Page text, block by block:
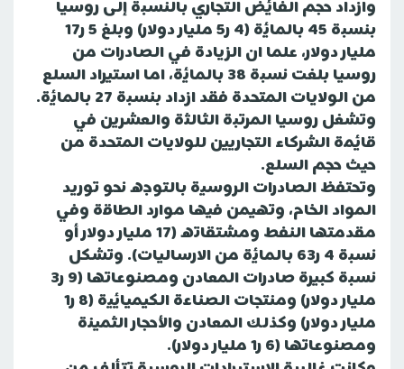
وازداد حجم الفائض التجاري بالنسبة إلى روسيا
بنسبة 45 بالمائة (4 ر5 مليار دولار) وبلغ 5 ر17
مليار دولار، علما ان الزيادة في الصادرات من
روسيا بلغت نسبة 38 بالمائة، اما استيراد السلع
من الولايات المتحدة فقد ازداد بنسبة 27 بالمائة.
وتشغل روسيا المرتبة الثالثة والعشرين في
قائمة الشركاء التجاريين للولايات المتحدة من
حيث حجم السلع.
وتحتفظ الصادرات الروسية بالتوجه نحو توريد
المواد الخام، وتهيمن فيها موارد الطاقة وفي
مقدمتها النفط ومشتقاته (17 مليار دولار أو
نسبة 4 ر63 بالمائة من الارساليات). وتشكل
نسبة كبيرة صادرات المعادن ومصنوعاتها (9 ر3
مليار دولار) ومنتجات الصناعة الكيميائية (8 ر1
مليار دولار) وكذلك المعادن والأحجار الثمينة
ومصنوعاتها (6 ر1 مليار دولار).